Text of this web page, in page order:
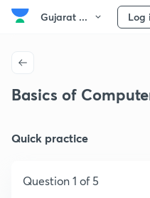
Gujarat ... Log
Basics of
Quick practice
Question 1 of 5